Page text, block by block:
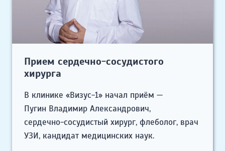
Прием сердечно-сосудистого
хирурга
В клинике «Визус-1» начал приём —
Пугин Владимир Александрович,
сердечно-сосудистый хирург, флеболог, врач
УЗИ, кандидат медицинских наук.